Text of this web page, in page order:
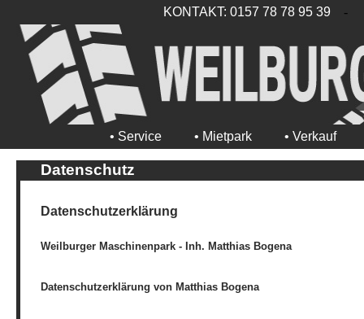
KONTAKT: 0157 78 78 95 39-
• Service • Mietpark • Verkauf
Datenschutz
Datenschutzerklärung
Weilburger Maschinenpark - Inh. Matthias Bogena
Datenschutzerklärung von Matthias Bogena